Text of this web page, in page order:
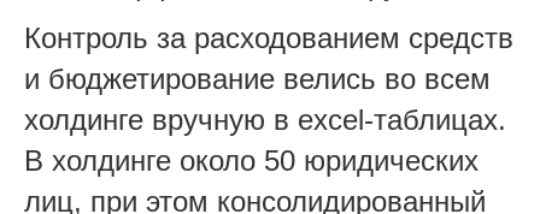
Контроль за расходованием средств
и бюджетирование велись во всем
холдинге вручную в excel-таблицах.
В холдинге около 50 юридических
лиц, при этом консолидированный